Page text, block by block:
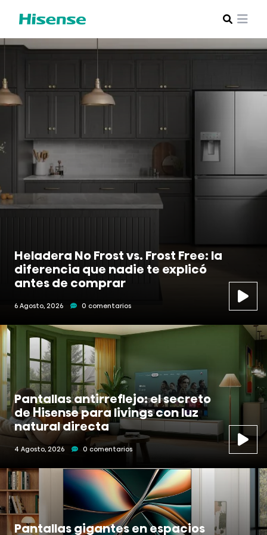
Heladera No Frost vs. Frost Free: la
diferencia que nadie te explicó
antes de comprar
6 Agosto, 2026 0 comentarios
Pantallas antirreflejo: el secreto
de Hisense para livings con luz
natural directa
4 Agosto, 2026 0 comentarios
Pantallas gigantes en espacios